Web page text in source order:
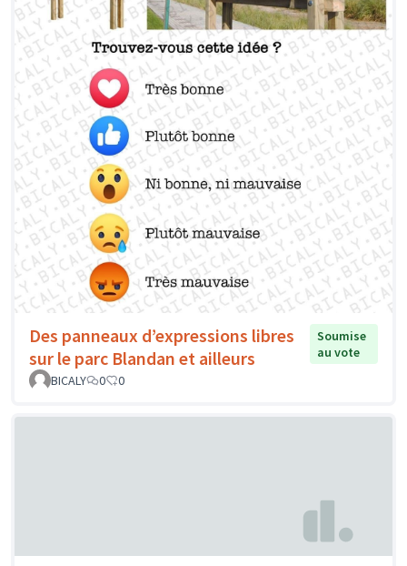
Des panneaux d’expressions libres
sur le parc Blandan et ailleurs
Soumise
au vote
BICALY
0 0